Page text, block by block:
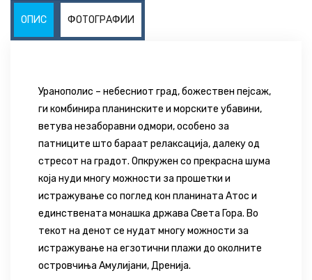
ОПИС ФОТОГРАФИИ
Уранополис – небесниот град, божествен пејсаж,
ги комбинира планинските и морските убавини,
ветува незаборавни одмори, особено за
патниците што бараат релаксација, далеку од
стресот на градот. Опкружен со прекрасна шума
која нуди многу можности за прошетки и
истражување со поглед кон планината Атос и
единствената монашка држава Света Гора. Во
текот на денот се нудат многу можности за
истражување на егзотични плажи до околните
островчиња Амулијани, Дренија.